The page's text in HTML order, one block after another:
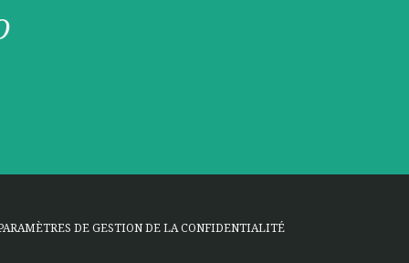
DE GESTION DE LA CONFIDENTIALITÉ